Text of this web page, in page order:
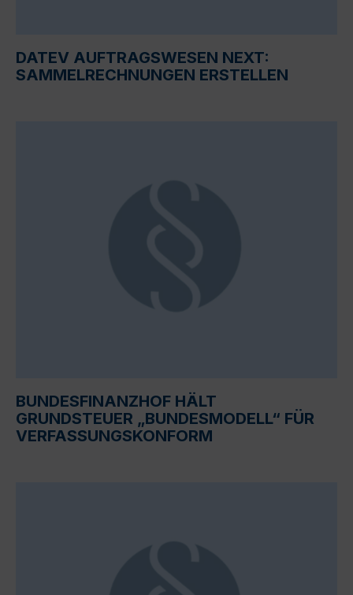
DATEV AUFTRAGSWESEN NEXT:
SAMMELRECHNUNGEN ERSTELLEN
BUNDESFINANZHOF HÄLT
GRUNDSTEUER „BUNDESMODELL“ FÜR
VERFASSUNGSKONFORM